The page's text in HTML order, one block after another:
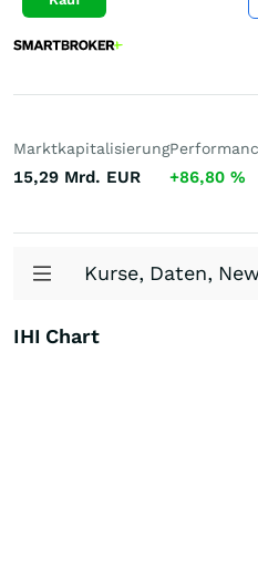
Marktkapitalisierung
15,29 Mrd. EUR +86,80 %
Kurse, Daten,
IHI Chart